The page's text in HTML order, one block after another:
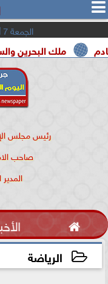
الجمعة 7 أغسطس 2026
ملك البحرين والسيسي
رئيس مجلس
صاحب
المدير

الرياضة